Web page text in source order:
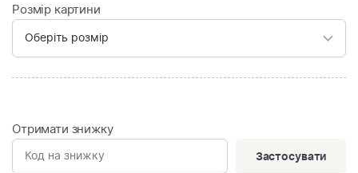
Розмір картини
Отримати знижку
Застосувати